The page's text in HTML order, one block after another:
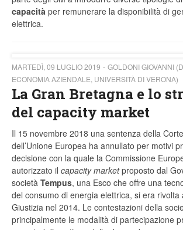
capacità per remunerare la disponibilità di
elettrica.
MARTEDÌ, 09 LUGLIO 2019
GOLDONI GIOVANNI
ECONOMIA AZIENDALE, UNIVERSITÀ DI VERONA)
La Gran Bretagna e lo
del capacity market
Il 15 novembre 2018 una sentenza della
dell’Unione Europea ha annullato per motivi
decisione con la quale la Commissione
autorizzato il capacity marketproposto dal
società Tempus, una Esco che offre una
del consumo di energia elettrica, si era rivolta
Giustizia nel 2014. Le contestazioni della
principalmente le modalità di partecipazione